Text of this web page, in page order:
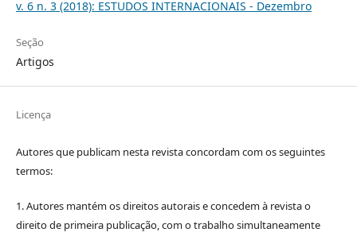
v. 6 n. 3 (2018): ESTUDOS INTERNACIONAIS - Dezembro
Seção
Artigos
Licença
Autores que publicam nesta revista concordam com os seguintes
termos:
1. Autores mantém os direitos autorais e concedem à revista o
direito de primeira publicação, com o trabalho simultaneamente